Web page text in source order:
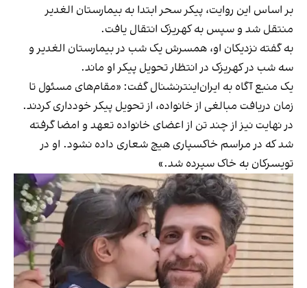
بر اساس این روایت، پیکر سحر ابتدا به بیمارستان الغدیر
منتقل شد و سپس به کهریزک انتقال یافت.
به گفته نزدیکان او، همسرش یک شب در بیمارستان الغدیر و
سه شب در کهریزک در انتظار تحویل پیکر او ماند.
یک منبع آگاه به ایران‌اینترنشنال گفت: «مقام‌های مسئول تا
زمان دریافت مبالغی از خانواده، از تحویل پیکر خودداری کردند.
در نهایت نیز از چند تن از اعضای خانواده تعهد و امضا گرفته
شد که در مراسم خاکسپاری هیچ شعاری داده نشود. او در
تویسرکان به خاک سپرده شد.»